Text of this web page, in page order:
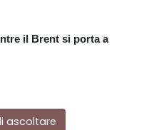
il Brent si porta a
ascoltare